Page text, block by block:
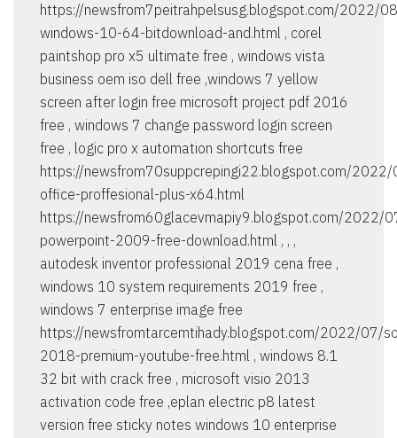
https://newsfrom7peitrahpelsusg.blogspot.com/2022/
windows-10-64-bitdownload-and.html , corel
paintshop pro x5 ultimate free , windows vista
business oem iso dell free ,windows 7 yellow
screen after login free microsoft project pdf 2016
free , windows 7 change password login screen
free , logic pro x automation shortcuts free
https://newsfrom70suppcrepingi22.blogspot.com/
office-proffesional-plus-x64.html
https://newsfrom60glacevmapiy9.blogspot.com/2022/
powerpoint-2009-free-download.html , , ,
autodesk inventor professional 2019 cena free ,
windows 10 system requirements 2019 free ,
windows 7 enterprise image free
https://newsfromtarcemtihady.blogspot.com/2022/07/
2018-premium-youtube-free.html , windows 8.1
32 bit with crack free , microsoft visio 2013
activation code free ,eplan electric p8 latest
version free sticky notes windows 10 enterprise